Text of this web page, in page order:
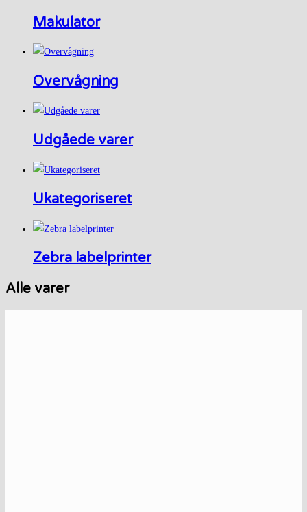
Makulator
Overvågning
Udgåede varer
Ukategoriseret
Zebra labelprinter
Alle varer